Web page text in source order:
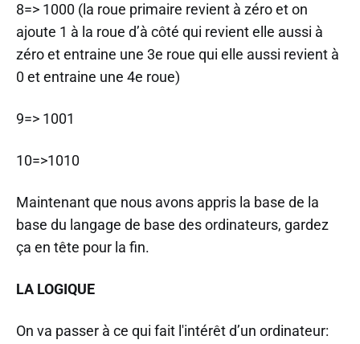
8=> 1000 (la roue primaire revient à zéro et on
ajoute 1 à la roue d’à côté qui revient elle aussi à
zéro et entraine une 3e roue qui elle aussi revient à
0 et entraine une 4e roue)
9=> 1001
10=>1010
Maintenant que nous avons appris la base de la
base du langage de base des ordinateurs, gardez
ça en tête pour la fin.
LA LOGIQUE
On va passer à ce qui fait l'intérêt d’un ordinateur: